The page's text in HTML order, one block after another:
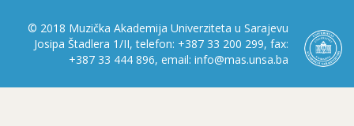
© 2018 Muzička Akademija Univerziteta u Sarajevu
Josipa Štadlera 1/II, telefon: +387 33 200 299, fax:
+387 33 444 896, email: info@mas.unsa.ba